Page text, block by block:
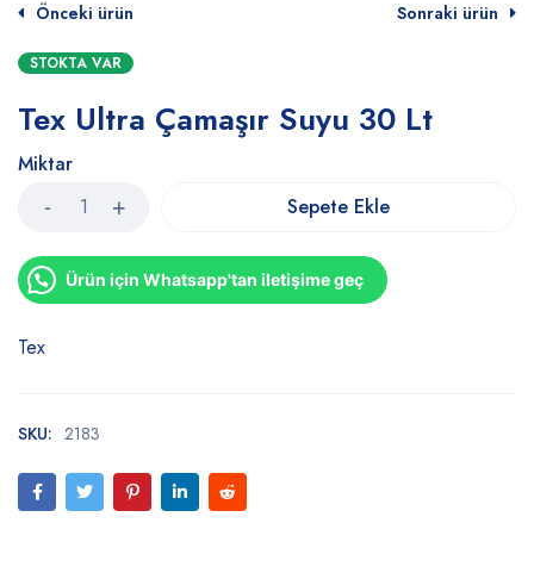
Önceki ürün Sonraki ürün
STOKTA VAR
Tex Ultra Çamaşır Suyu 30 Lt
Miktar
Sepete Ekle
Ürün için Whatsapp'tan iletişime geç
Tex
SKU: 2183